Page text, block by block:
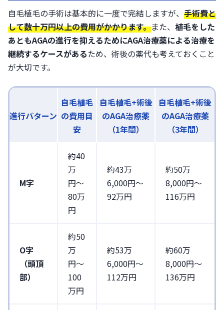
自毛植毛の手術は基本的に一度で完結しますが、 手術費と
して数十万円以上の費用がかかります。また、 植毛をした
あともAGAの進行を抑えるためにAGA治療薬による治療を
継続するケースがあるため、術後の薬代も考えておくこと
が大切です。
進行パターン
自毛植毛
の費用目
安
自毛植毛+術後
のAGA治療薬
（1年間）
自毛植毛+術後
のAGA治療薬
（3年間）
M字
約40
万
円〜
80万
円
約43万
6,000円〜
92万円
約50万
8,000円〜
116万円
O字
（頭頂
部）
約50
万
円〜
100
万円
約53万
6,000円〜
112万円
約60万
8,000円〜
136万円